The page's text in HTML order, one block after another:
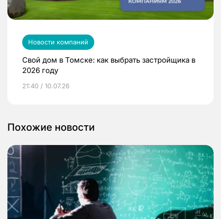
Новости компаний
Свой дом в Томске: как выбрать застройщика в
2026 году
21:40 / 10.07.26
Похожие новости